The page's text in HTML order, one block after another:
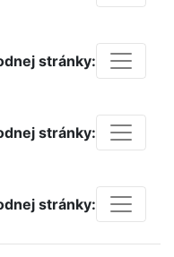
stránky:
stránky:
stránky: